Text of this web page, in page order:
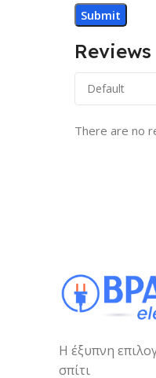
Reviews
There are no
Η έξυπνη
σπίτι